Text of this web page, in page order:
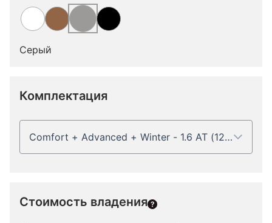
Серый
Комплектация
Comfort + Advanced + Winter - 1.6 AT (123 л.с.)
Стоимость владения